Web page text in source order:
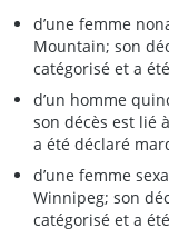
d’une femme
Mountain; son
catégorisé et a
d’un homme
son décès est lié
a été déclaré
d’une femme
Winnipeg; son
catégorisé et a